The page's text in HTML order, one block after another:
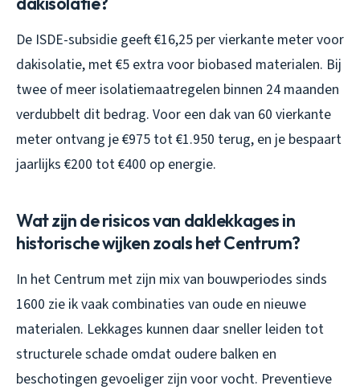
De ISDE-subsidie geeft €16,25 per vierkante meter voor
dakisolatie, met €5 extra voor biobased materialen. Bij
twee of meer isolatiemaatregelen binnen 24 maanden
verdubbelt dit bedrag. Voor een dak van 60 vierkante
meter ontvang je €975 tot €1.950 terug, en je bespaart
jaarlijks €200 tot €400 op energie.
Wat zijn de risicos van daklekkages in
historische wijken zoals het Centrum?
In het Centrum met zijn mix van bouwperiodes sinds
1600 zie ik vaak combinaties van oude en nieuwe
materialen. Lekkages kunnen daar sneller leiden tot
structurele schade omdat oudere balken en
beschotingen gevoeliger zijn voor vocht. Preventieve